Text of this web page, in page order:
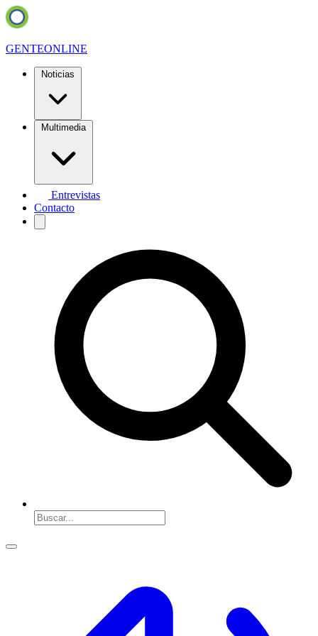
GENTEONLINE
Noticias
Multimedia
Entrevistas
Contacto